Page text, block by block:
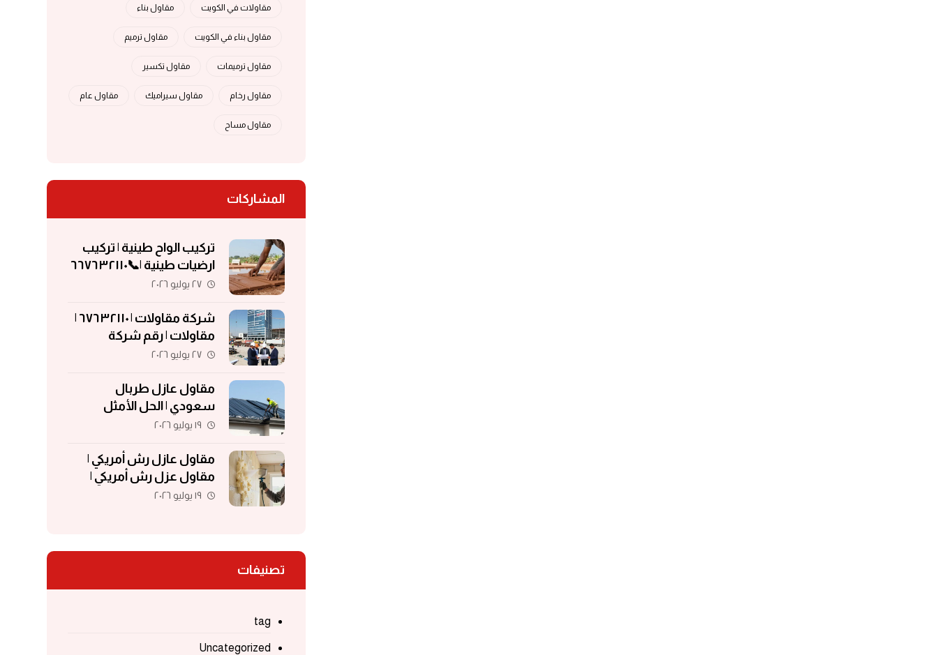
مقاولات في الكويت مقاول بناء
مقاول بناء في الكويت مقاول ترميم
مقاول ترميمات مقاول تكسير
مقاول رخام مقاول سيراميك مقاول عام
مقاول مساح
المشاركات
تركيب الواح طينية | تركيب
ارضيات طينية |📞٦٦٧٦٣٢١١٠
| الواح طينية | معلم تركيب
٢٧ يوليو ٢٠٢٦
شركة مقاولات | ٦٧٦٣٢١١٠ |
مقاولات | رقم شركة
مقاولات | مقاولات الكويت
٢٧ يوليو ٢٠٢٦
مقاول عازل طربال
سعودي | الحل الأمثل
لحماية الأسطح والمباني
١٩ يوليو ٢٠٢٦
مقاول عازل رش أمريكي |
مقاول عزل رش أمريكي |
مقاول عزل فوم | مقاول
١٩ يوليو ٢٠٢٦
تصنيفات
tag
Uncategorized